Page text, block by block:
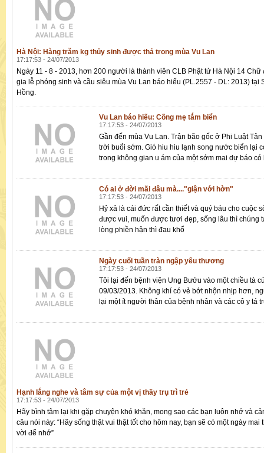
Hà Nội: Hàng trăm kg thủy sinh được thả trong mùa Vu Lan
17:17:53 - 24/07/2013
Ngày 11 - 8 - 2013, hơn 200 người là thành viên CLB Phật tử Hà Nội 14 Chữ
gia lễ phóng sinh và cầu siêu mùa Vu Lan báo hiếu (PL.2557 - DL: 2013) tại
Hồng.
Vu Lan báo hiếu: Cõng mẹ tắm biển
17:17:53 - 24/07/2013
Gần đến mùa Vu Lan. Trận bão gốc ở Phi Luật
trời buổi sớm. Gió hiu hiu lạnh song nước biển lại
trong không gian u ám của một sớm mai dự báo
Có ai ở đời mãi đâu mà...."giận với hờn"
17:17:53 - 24/07/2013
Hỷ xả là cái đức rất cần thiết và quý báu cho cuộc
được vui, muốn được tươi đẹp, sống lâu thì chúng
lòng phiền hận thì đau khổ
Ngày cuối tuần tràn ngập yêu thương
17:17:53 - 24/07/2013
Tôi lại đến bệnh viện Ung Bướu vào một chiều tà
09/03/2013. Không khí có vẻ bớt nhộn nhịp hơn,
lại một ít người thân của bệnh nhân và các cô y tá
Hạnh lắng nghe và tâm sự của một vị thầy trụ trì trẻ
17:17:53 - 24/07/2013
Hãy bình tâm lại khi gặp chuyện khó khăn, mong sao các bạn luôn nhớ và
câu nói này: “Hãy sống thật vui thật tốt cho hôm nay, bạn sẽ có một ngày mai
vời để nhớ”